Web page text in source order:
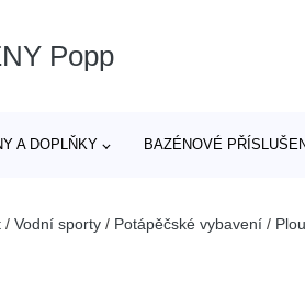
Popp
A DOPLŇKY BAZÉNOVÉ
/ Vodní sporty / Potápěčské vybavení /